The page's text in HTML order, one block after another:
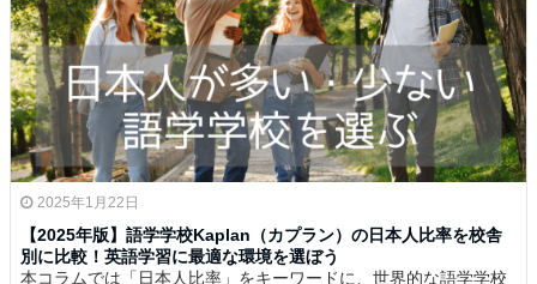
2025年1月22日
【2025年版】語学学校Kaplan（カプラン）の日本人比率を校舎
別に比較！英語学習に最適な環境を選ぼう
本コラムでは「日本人比率」をキーワードに、世界的な語学学校